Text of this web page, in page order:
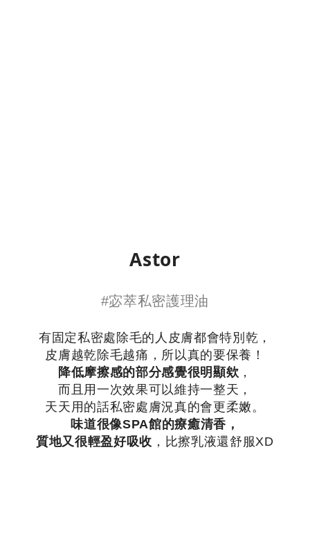
Astor
#宓萃私密護理油
有固定私密處除毛的人皮膚都會特別乾，
皮膚越乾除毛越痛，所以真的要保養！
降低摩擦感的部分感覺很明顯欸 ，
而且用一次效果可以維持一整天，
天天用的話私密處膚況真的會更柔嫩。
味道很像SPA館的療癒清香，
質地又很輕盈好吸收 ，比擦乳液還舒服XD